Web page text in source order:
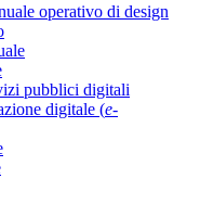
operativo di design
pubblici digitali
digitale (e-